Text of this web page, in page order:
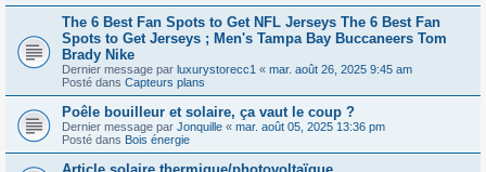
The 6 Best Fan Spots to Get NFL Jerseys The 6 Best Fan
Spots to Get Jerseys ; Men's Tampa Bay Buccaneers Tom
Brady Nike
Dernier message par luxurystorecc1 « mar. août 26, 2025 9:45 am
Posté dans Capteurs plans
Poêle bouilleur et solaire, ça vaut le coup ?
Dernier message par Jonquille « mar. août 05, 2025 13:36 pm
Posté dans Bois énergie
Article solaire thermique/photovoltaïque ..